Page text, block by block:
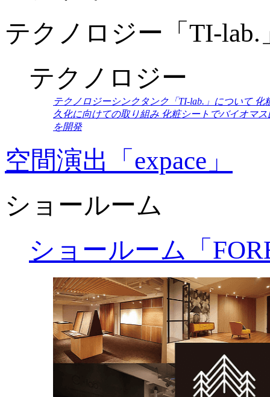
テクノロジー「TI-lab.
テクノロジー
テクノロジーシンクタンク「TI-lab.」について 化
久化に向けての取り組み 化粧シートでバイオマ
を開発
空間演出「expace」
ショールーム
ショールーム「